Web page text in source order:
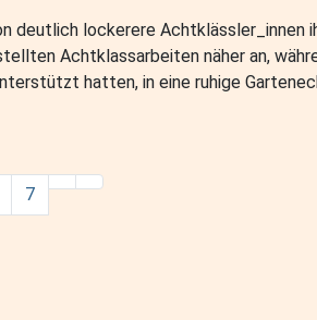
deutlich lockerere Achtklässler_innen
Achtklassarbeiten näher an,
hatten, in eine ruhige
7